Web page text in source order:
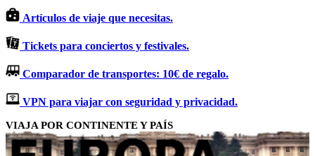
Artículos de viaje que necesitas.
Tickets para conciertos y festivales.
Comparador de transportes: 10€ de regalo.
VPN para viajar con seguridad y privacidad.
VIAJA POR CONTINENTE Y PAÍS